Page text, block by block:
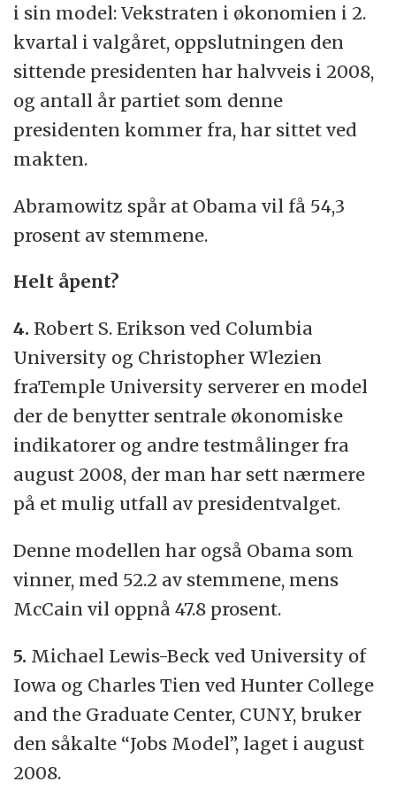
i sin model: Vekstraten i økonomien i 2.
kvartal i valgåret, oppslutningen den
sittende presidenten har halvveis i 2008,
og antall år partiet som denne
presidenten kommer fra, har sittet ved
makten.
Abramowitz spår at Obama vil få 54,3
prosent av stemmene.
Helt åpent?
4. Robert S. Erikson ved Columbia
University og Christopher Wlezien
fraTemple University serverer en model
der de benytter sentrale økonomiske
indikatorer og andre testmålinger fra
august 2008, der man har sett nærmere
på et mulig utfall av presidentvalget.
Denne modellen har også Obama som
vinner, med 52.2 av stemmene, mens
McCain vil oppnå 47.8 prosent.
5. Michael Lewis-Beck ved University of
Iowa og Charles Tien ved Hunter College
and the Graduate Center, CUNY, bruker
den såkalte “Jobs Model”, laget i august
2008.